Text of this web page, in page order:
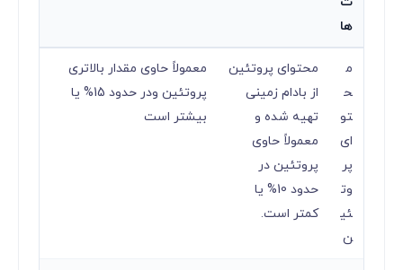
ها
م
ح
تو
ای
پر
وت
ئی
ن
محتوای پروتئین
از بادام زمینی
تهیه شده و
معمولاً حاوی
پروتئین در
حدود 10% یا
کمتر است.
معمولاً حاوی مقدار بالاتری
پروتئین ودر حدود 15% یا
بیشتر است